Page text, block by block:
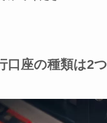
口座の種類は2つ